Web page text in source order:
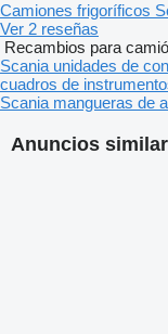
Anuncios
Camiones frigoríficos
Ver 2 reseñas
Recambios para
Scania unidades de
cuadros de
Scania mangueras de